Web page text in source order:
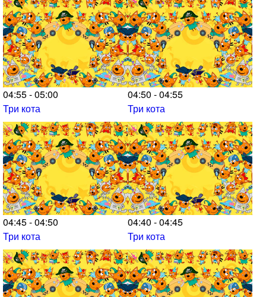
04:55 - 05:00
Три кота
04:50 - 04:55
Три кота
04:45 - 04:50
Три кота
04:40 - 04:45
Три кота